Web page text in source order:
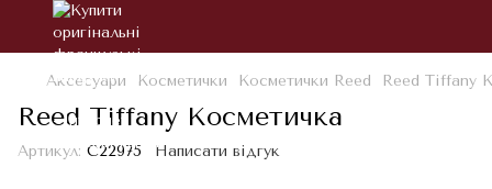
Аксесуари Косметички Косметички Reed Reed Tiffany
Reed Tiffany Косметичка
Артикул: С22975 Написати відгук